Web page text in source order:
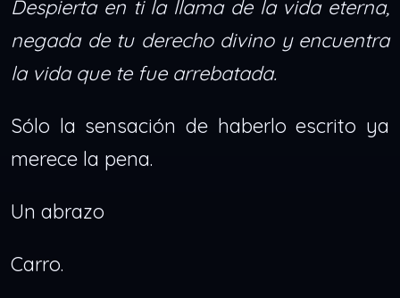
Despierta en ti la llama de la vida eterna,
negada de tu derecho divino y encuentra
la vida que te fue arrebatada.
Sólo la sensación de haberlo escrito ya
merece la pena.
Un abrazo
Carro.